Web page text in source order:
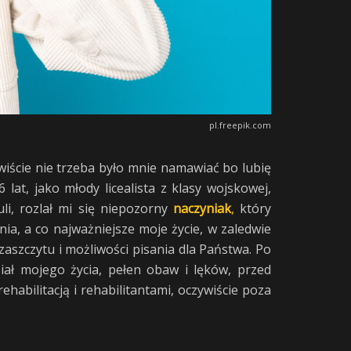
pl.freepik.com
nie trzeba było mnie namawiać bo lubię
lat, jako młody licealista z klasy wojskowej,
rozlał mi się niepozorny naczyniak, który
a co najważniejsze moje życie, w zaledwie
i możliwości pisania dla Państwa. Po
mojego życia, pełen obaw i lęków, przed
i rehabilitantami, oczywiście poza